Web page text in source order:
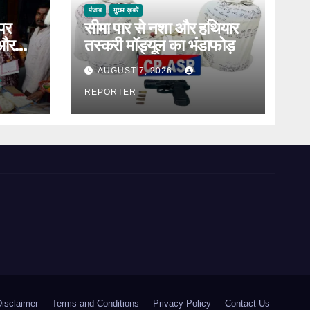
पंजाब मुख्य ख़बरें
सीमा पार से नशा और हथियार
तस्करी मॉड्यूल का भंडाफोड़
AUGUST 7, 2026
REPORTER
Terms and Conditions Privacy Policy Contact Us